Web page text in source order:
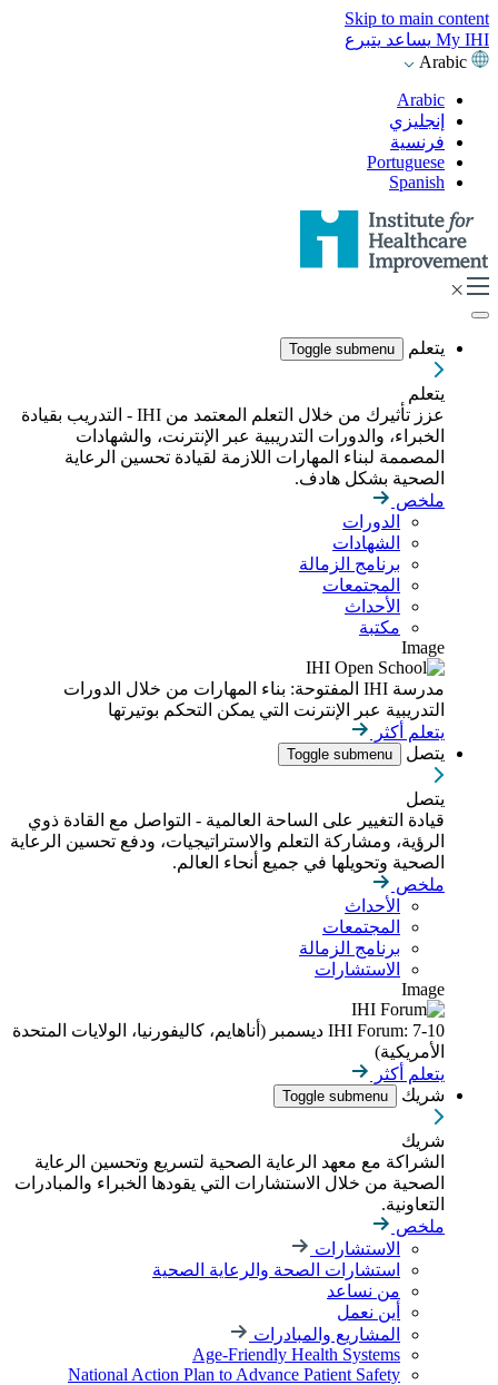
Skip to main content
My IHI يساعد يتبرع
Arabic
Arabic
إنجليزي
فرنسية
Portuguese
Spanish
يتعلم Toggle submenu
يتعلم
عزز تأثيرك من خلال التعلم المعتمد من IHI - التدريب بقيادة
الخبراء، والدورات التدريبية عبر الإنترنت، والشهادات
المصممة لبناء المهارات اللازمة لقيادة تحسين الرعاية
الصحية بشكل هادف.
ملخص
الدورات
الشهادات
برنامج الزمالة
المجتمعات
الأحداث
مكتبة
Image
مدرسة IHI المفتوحة: بناء المهارات من خلال الدورات
التدريبية عبر الإنترنت التي يمكن التحكم بوتيرتها
يتعلم أكثر
يتصل
Toggle submenu
يتصل
قيادة التغيير على الساحة العالمية - التواصل مع القادة ذوي
الرؤية، ومشاركة التعلم والاستراتيجيات، ودفع تحسين الرعاية
الصحية وتحويلها في جميع أنحاء العالم.
ملخص
الأحداث
المجتمعات
برنامج الزمالة
الاستشارات
Image
IHI Forum: 7-10 ديسمبر (أناهايم، كاليفورنيا، الولايات المتحدة
الأمريكية)
يتعلم أكثر
شريك
Toggle submenu
شريك
الشراكة مع معهد الرعاية الصحية لتسريع وتحسين الرعاية
الصحية من خلال الاستشارات التي يقودها الخبراء والمبادرات
التعاونية.
ملخص
الاستشارات
استشارات الصحة والرعاية الصحية
من نساعد
أين نعمل
المشاريع والمبادرات
Age-Friendly Health Systems
National Action Plan to Advance Patient Safety